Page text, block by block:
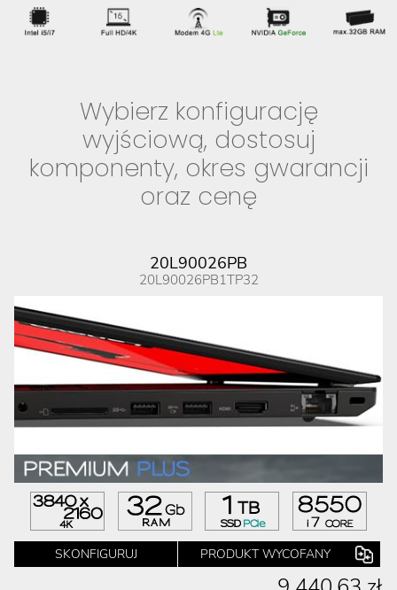
Wybierz konfigurację
wyjściową, dostosuj
komponenty, okres gwarancji
oraz cenę
20L90026PB
20L90026PB1TP32
SKONFIGURUJ PRODUKT WYCOFANY